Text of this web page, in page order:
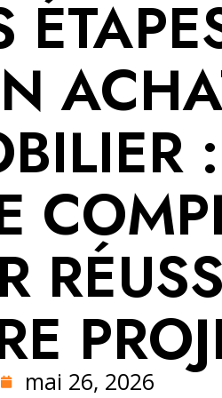
mai 26, 2026